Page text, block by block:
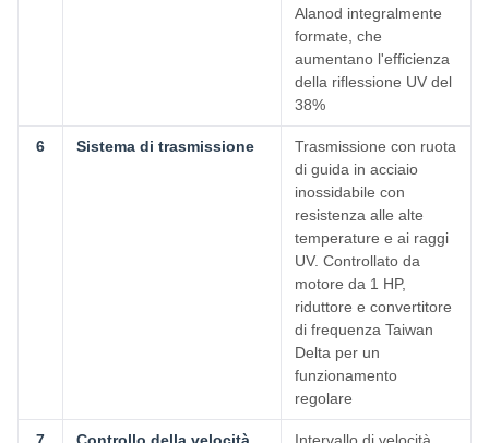
Alanod integralmente
formate, che
aumentano l'efficienza
della riflessione UV del
38%
6 Sistema di trasmissione
Trasmissione con ruota
di guida in acciaio
inossidabile con
resistenza alle alte
temperature e ai raggi
UV. Controllato da
motore da 1 HP,
riduttore e convertitore
di frequenza Taiwan
Delta per un
funzionamento
regolare